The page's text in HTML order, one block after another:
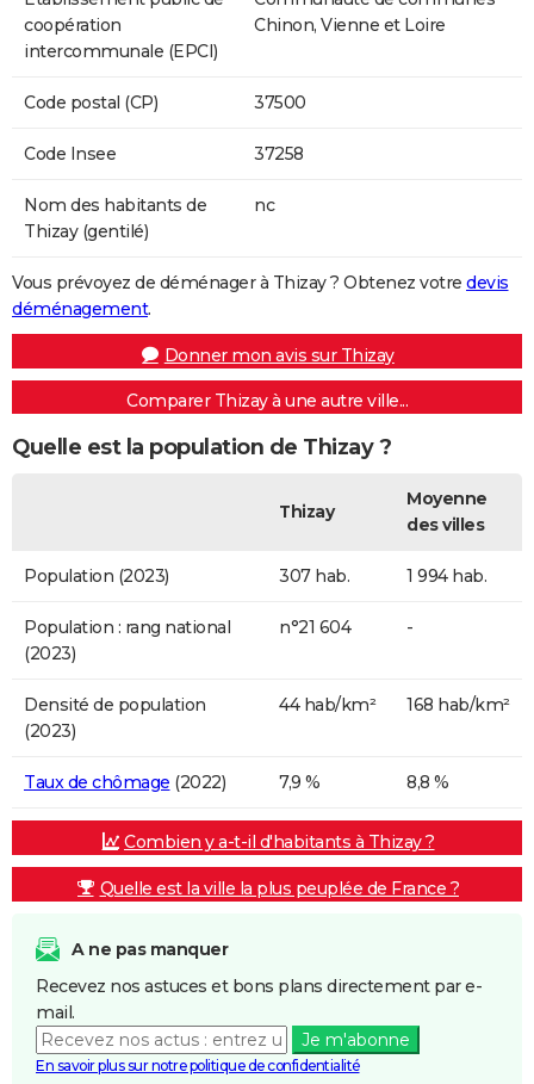
coopération
intercommunale (EPCI)
Chinon, Vienne et Loire
Code postal (CP) 37500
Code Insee 37258
Nom des habitants de
Thizay (gentilé)
nc
Vous prévoyez de déménager à Thizay ? Obtenez votre devis
déménagement.
Donner mon avis sur Thizay
Comparer Thizay à une autre ville...
Quelle est la population de Thizay ?
Thizay
Moyenne
des villes
Population (2023) 307 hab. 1 994 hab.
Population : rang national
(2023)
n°21 604 -
Densité de population
(2023)
44 hab/km² 168 hab/km²
Taux de chômage (2022) 7,9 % 8,8 %
Combien y a-t-il d'habitants à Thizay ?
Quelle est la ville la plus peuplée de France ?
A ne pas manquer
Recevez nos astuces et bons plans directement par e-
mail.
Je m'abonne
En savoir plus sur notre politique de confidentialité